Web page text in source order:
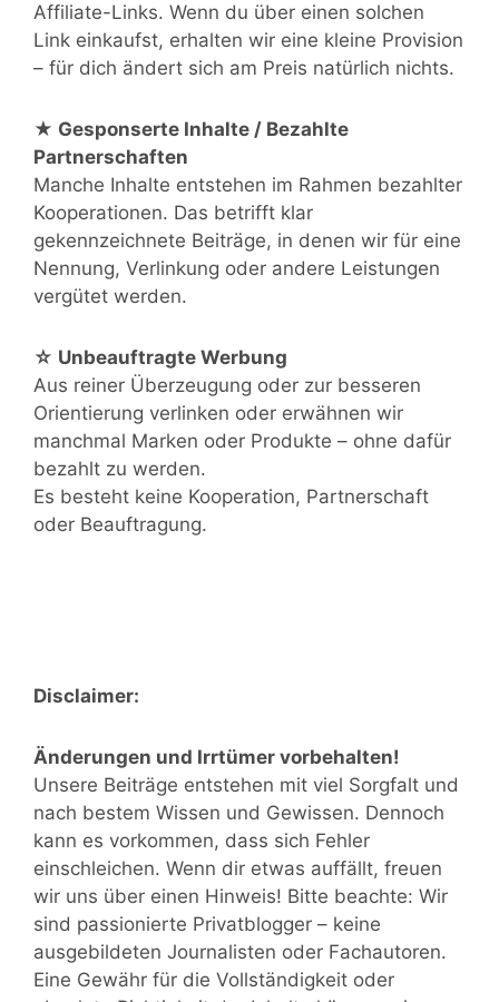
Affiliate-Links. Wenn du über einen solchen
Link einkaufst, erhalten wir eine kleine Provision
– für dich ändert sich am Preis natürlich nichts.
★ Gesponserte Inhalte / Bezahlte
Partnerschaften
Manche Inhalte entstehen im Rahmen bezahlter
Kooperationen. Das betrifft klar
gekennzeichnete Beiträge, in denen wir für eine
Nennung, Verlinkung oder andere Leistungen
vergütet werden.
☆ Unbeauftragte Werbung
Aus reiner Überzeugung oder zur besseren
Orientierung verlinken oder erwähnen wir
manchmal Marken oder Produkte – ohne dafür
bezahlt zu werden.
Es besteht keine Kooperation, Partnerschaft
oder Beauftragung.
Disclaimer:
Änderungen und Irrtümer vorbehalten!
Unsere Beiträge entstehen mit viel Sorgfalt und
nach bestem Wissen und Gewissen. Dennoch
kann es vorkommen, dass sich Fehler
einschleichen. Wenn dir etwas auffällt, freuen
wir uns über einen Hinweis! Bitte beachte: Wir
sind passionierte Privatblogger – keine
ausgebildeten Journalisten oder Fachautoren.
Eine Gewähr für die Vollständigkeit oder